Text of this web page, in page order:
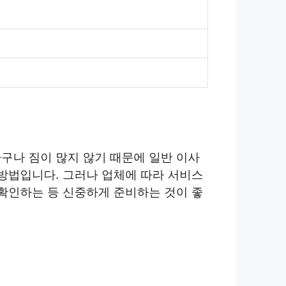
나 짐이 많지 않기 때문에 일반 이사
법입니다. 그러나 업체에 따라 서비스
인하는 등 신중하게 준비하는 것이 좋